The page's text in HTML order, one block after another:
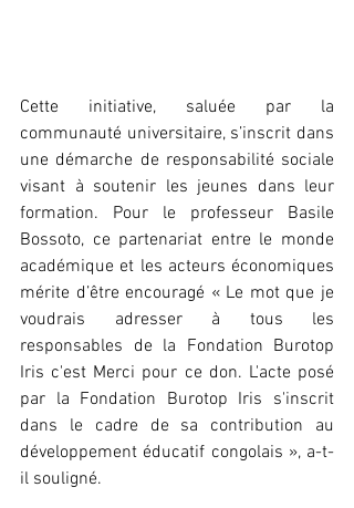
Cette initiative, saluée par la
communauté universitaire, s’inscrit dans
une démarche de responsabilité sociale
visant à soutenir les jeunes dans leur
formation. Pour le professeur Basile
Bossoto, ce partenariat entre le monde
académique et les acteurs économiques
mérite d’être encouragé « Le mot que je
voudrais adresser à tous les
responsables de la Fondation Burotop
Iris c'est Merci pour ce don. L'acte posé
par la Fondation Burotop Iris s'inscrit
dans le cadre de sa contribution au
développement éducatif congolais », a-t-
il souligné.